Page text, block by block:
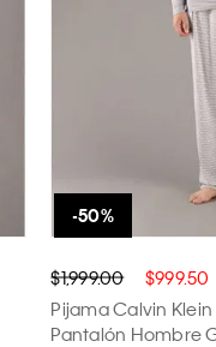
$1,999.00 $999.50
Pijama Calvin
Pantalón Hombre